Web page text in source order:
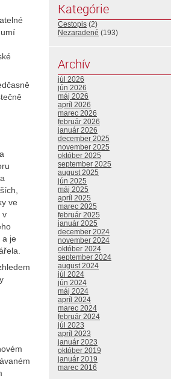
ve
v
a je
Kategórie
Cestopis (2)
Nezaradené (193)
Archív
júl 2026
jún 2026
máj 2026
apríl 2026
marec 2026
február 2026
január 2026
december 2025
november 2025
október 2025
september 2025
august 2025
jún 2025
máj 2025
apríl 2025
marec 2025
február 2025
január 2025
december 2024
november 2024
október 2024
september 2024
august 2024
júl 2024
jún 2024
máj 2024
apríl 2024
marec 2024
február 2024
júl 2023
apríl 2023
január 2023
október 2019
január 2019
marec 2016